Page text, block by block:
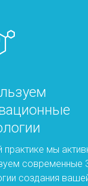
практике мы
современные
создания